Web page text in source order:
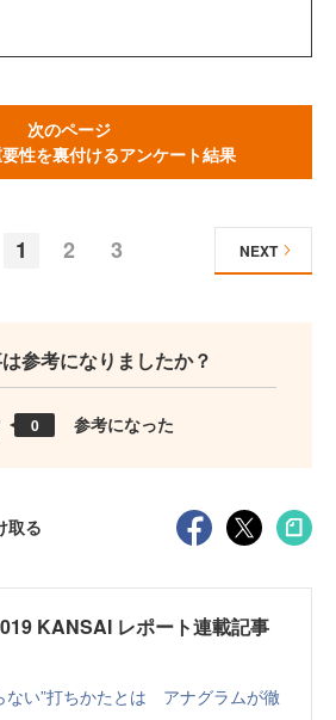
次のページ
性を裏付けるアンケート結果
1 2 3 NEXT
参考になりましたか？
0 参考になった
取る
KANSAI レポート連載記事
ない”打ちかたとは アナグラムが徹